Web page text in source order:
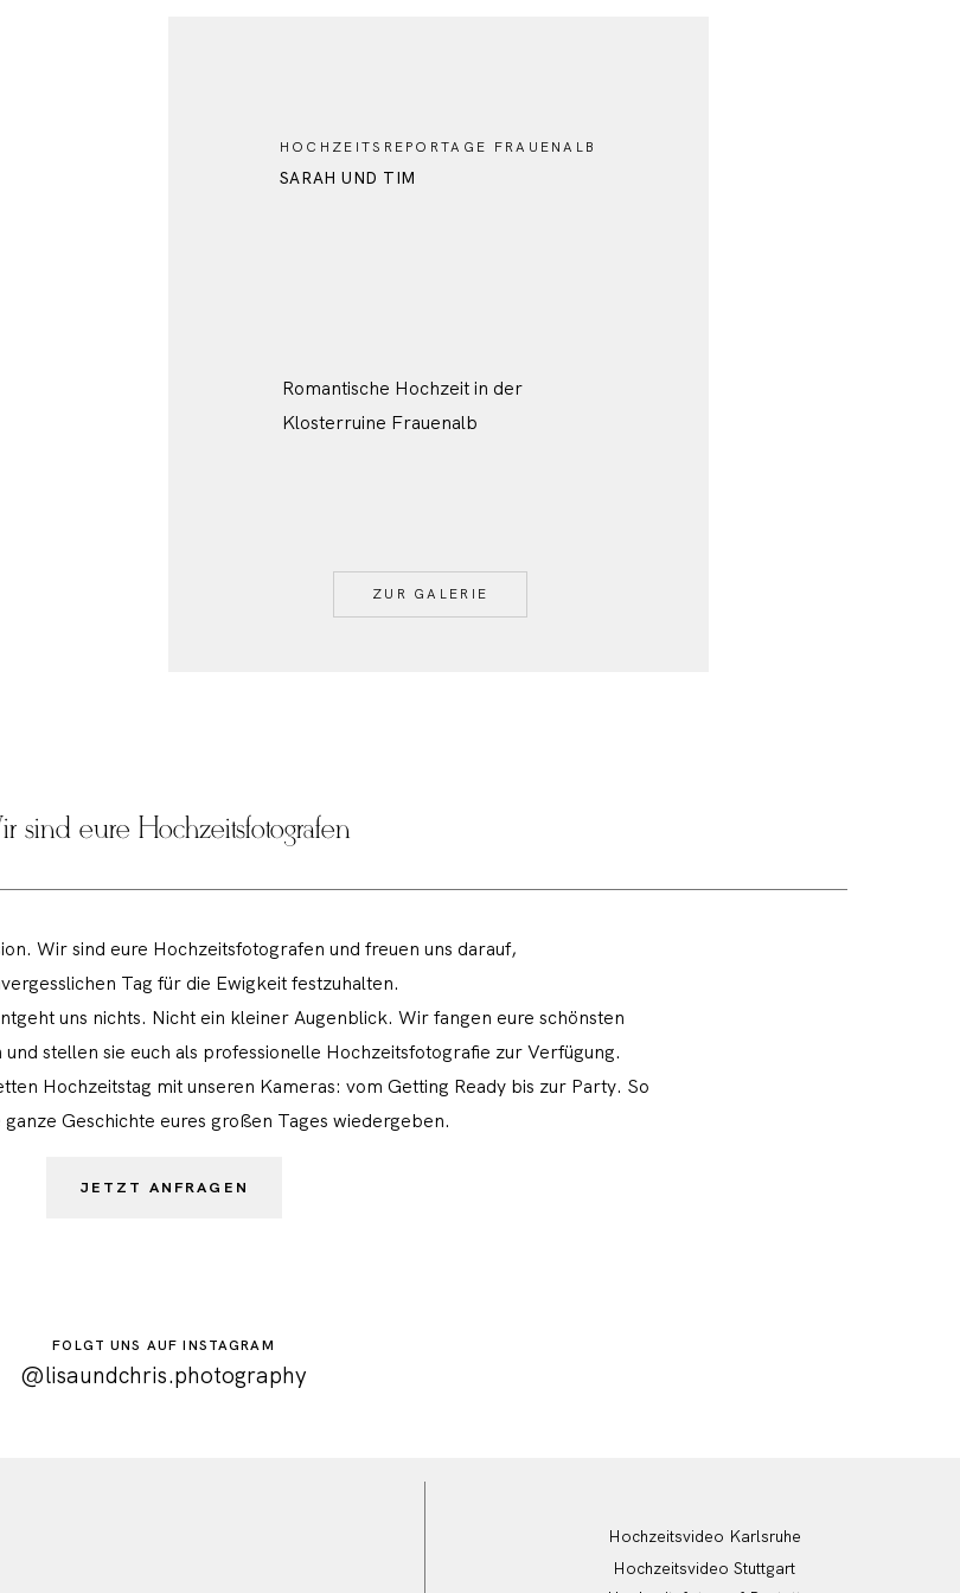
HOCHZEITSREPORTAGE FRAUENALB
SARAH UND TIM
Romantische Hochzeit in der
Klosterruine Frauenalb
ZUR GALERIE
sind eure Hochzeitsfotografen
Wir sind eure Hochzeitsfotografen und freuen uns darauf,
Tag für die Ewigkeit festzuhalten.
uns nichts. Nicht ein kleiner Augenblick. Wir fangen eure schönsten
stellen sie euch als professionelle Hochzeitsfotografie zur Verfügung.
Hochzeitstag mit unseren Kameras: vom Getting Ready bis zur Party. So
Geschichte eures großen Tages wiedergeben.
JETZT ANFRAGEN
FOLGT UNS AUF INSTAGRAM
@lisaundchris.photography
Hochzeitsvideo Karlsruhe
Hochzeitsvideo Stuttgart